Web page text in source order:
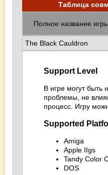
Таблица
Полное название игры
The Black Cauldron
Support Level
В игре могут быть
проблемы, не
процесс. Игру
Supported
Amiga
Apple IIgs
Tandy Color
DOS